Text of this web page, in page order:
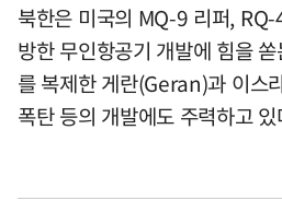
북한은 미국의 MQ-9 리퍼,
방한 무인항공기 개발에 힘을
를 복제한 게란(Geran)과 이스
폭탄 등의 개발에도 주력하고 있